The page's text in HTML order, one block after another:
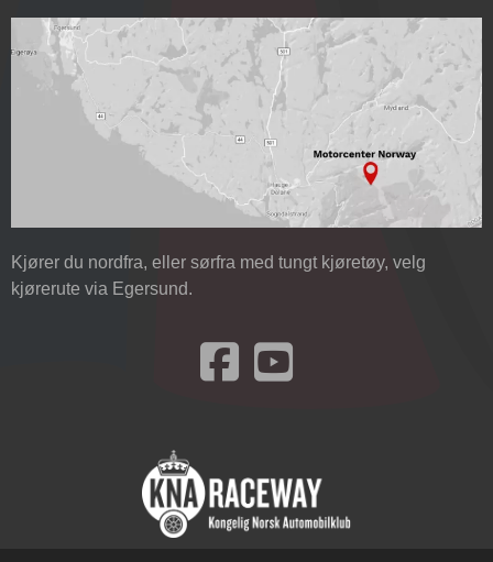
Kjører du nordfra, eller sørfra med tungt kjøretøy, velg
kjørerute via Egersund.
Besøk oss på Facebook